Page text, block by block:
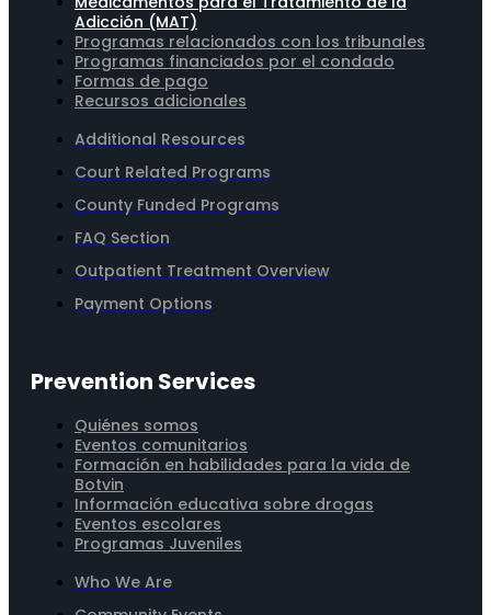
Adicción (MAT)
Programas relacionados con los tribunales
Programas financiados por el condado
Formas de pago
Recursos adicionales
Additional Resources
Court Related Programs
County Funded Programs
FAQ Section
Outpatient Treatment Overview
Payment Options
Prevention Services
Quiénes somos
Eventos comunitarios
Formación en habilidades para la vida de
Botvin
Información educativa sobre drogas
Eventos escolares
Programas Juveniles
Who We Are